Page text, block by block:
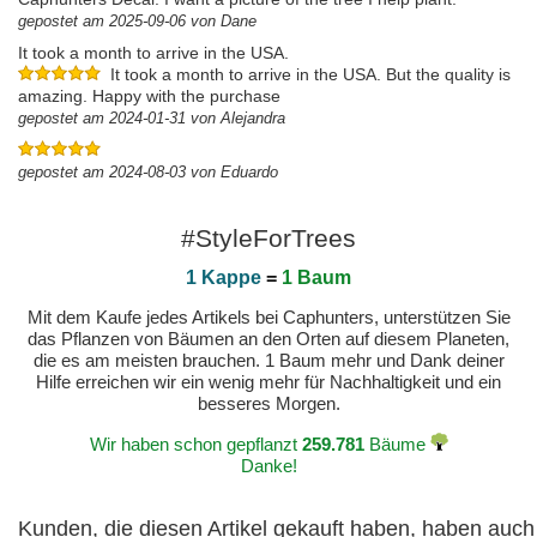
gepostet am 2025-09-06 von Dane
It took a month to arrive in the USA.
It took a month to arrive in the USA. But the quality is
amazing. Happy with the purchase
gepostet am 2024-01-31 von Alejandra
gepostet am 2024-08-03 von Eduardo
#StyleForTrees
1 Kappe = 1 Baum
Mit dem Kaufe jedes Artikels bei Caphunters, unterstützen Sie
das Pflanzen von Bäumen an den Orten auf diesem Planeten,
die es am meisten brauchen. 1 Baum mehr und Dank deiner
Hilfe erreichen wir ein wenig mehr für Nachhaltigkeit und ein
besseres Morgen.
Wir haben schon gepflanzt 259.781Bäume
Danke!
Kunden, die diesen Artikel gekauft haben, haben auch